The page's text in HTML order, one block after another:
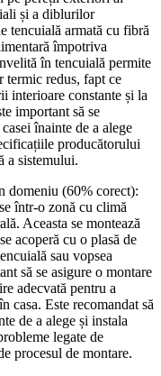
și a diblurilor
tencuială armată cu fibră
împotriva
în tencuială permite
termic redus, fapt ce
interioare constante și la
important să se
înainte de a alege
producătorului
a sistemului.
domeniu (60% corect):
într-o zonă cu climă
Aceasta se montează
acoperă cu o plasă de
sau vopsea
să se asigure o montare
adecvată pentru a
casa. Este recomandat să
de a alege și instala
legate de
procesul de montare.